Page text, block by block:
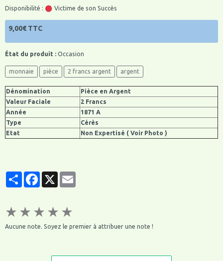
Disponibilité : Victime de son Succès
9,00€ TTC
État du produit : Occasion
monnaie pièce 2 francs argent argent
Dénomination
Pièce en Argent
Valeur Faciale
2 Francs
Année
1871 A
Type
Cérès
Etat
Non Expertisé ( Voir Photo )
PartagerFacebook
★ ★ ★ ★ ★
Aucune note. Soyez le premier à attribuer une note !